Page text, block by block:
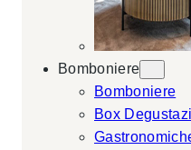
Bomboniere
Bomboniere
Box